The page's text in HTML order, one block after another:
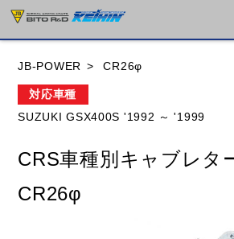
JB-POWER CR26φ
対応車種
SUZUKI GSX400S '1992 ～ '1999
CRS車種別キャブレタ
CR26φ